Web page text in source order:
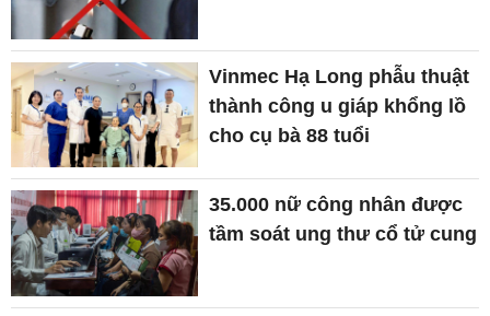
Vinmec Hạ Long phẫu thuật
thành công u giáp khổng lồ
cho cụ bà 88 tuổi
35.000 nữ công nhân được
tầm soát ung thư cổ tử cung